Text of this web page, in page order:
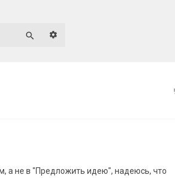
Расширенный поиск
а не в "Предложить идею", надеюсь, что